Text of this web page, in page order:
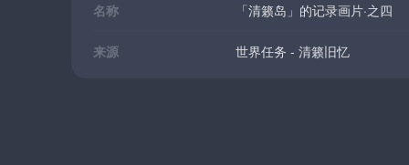
名称 「清籁岛」的记录画片·之四
来源 世界任务 - 清籁旧忆